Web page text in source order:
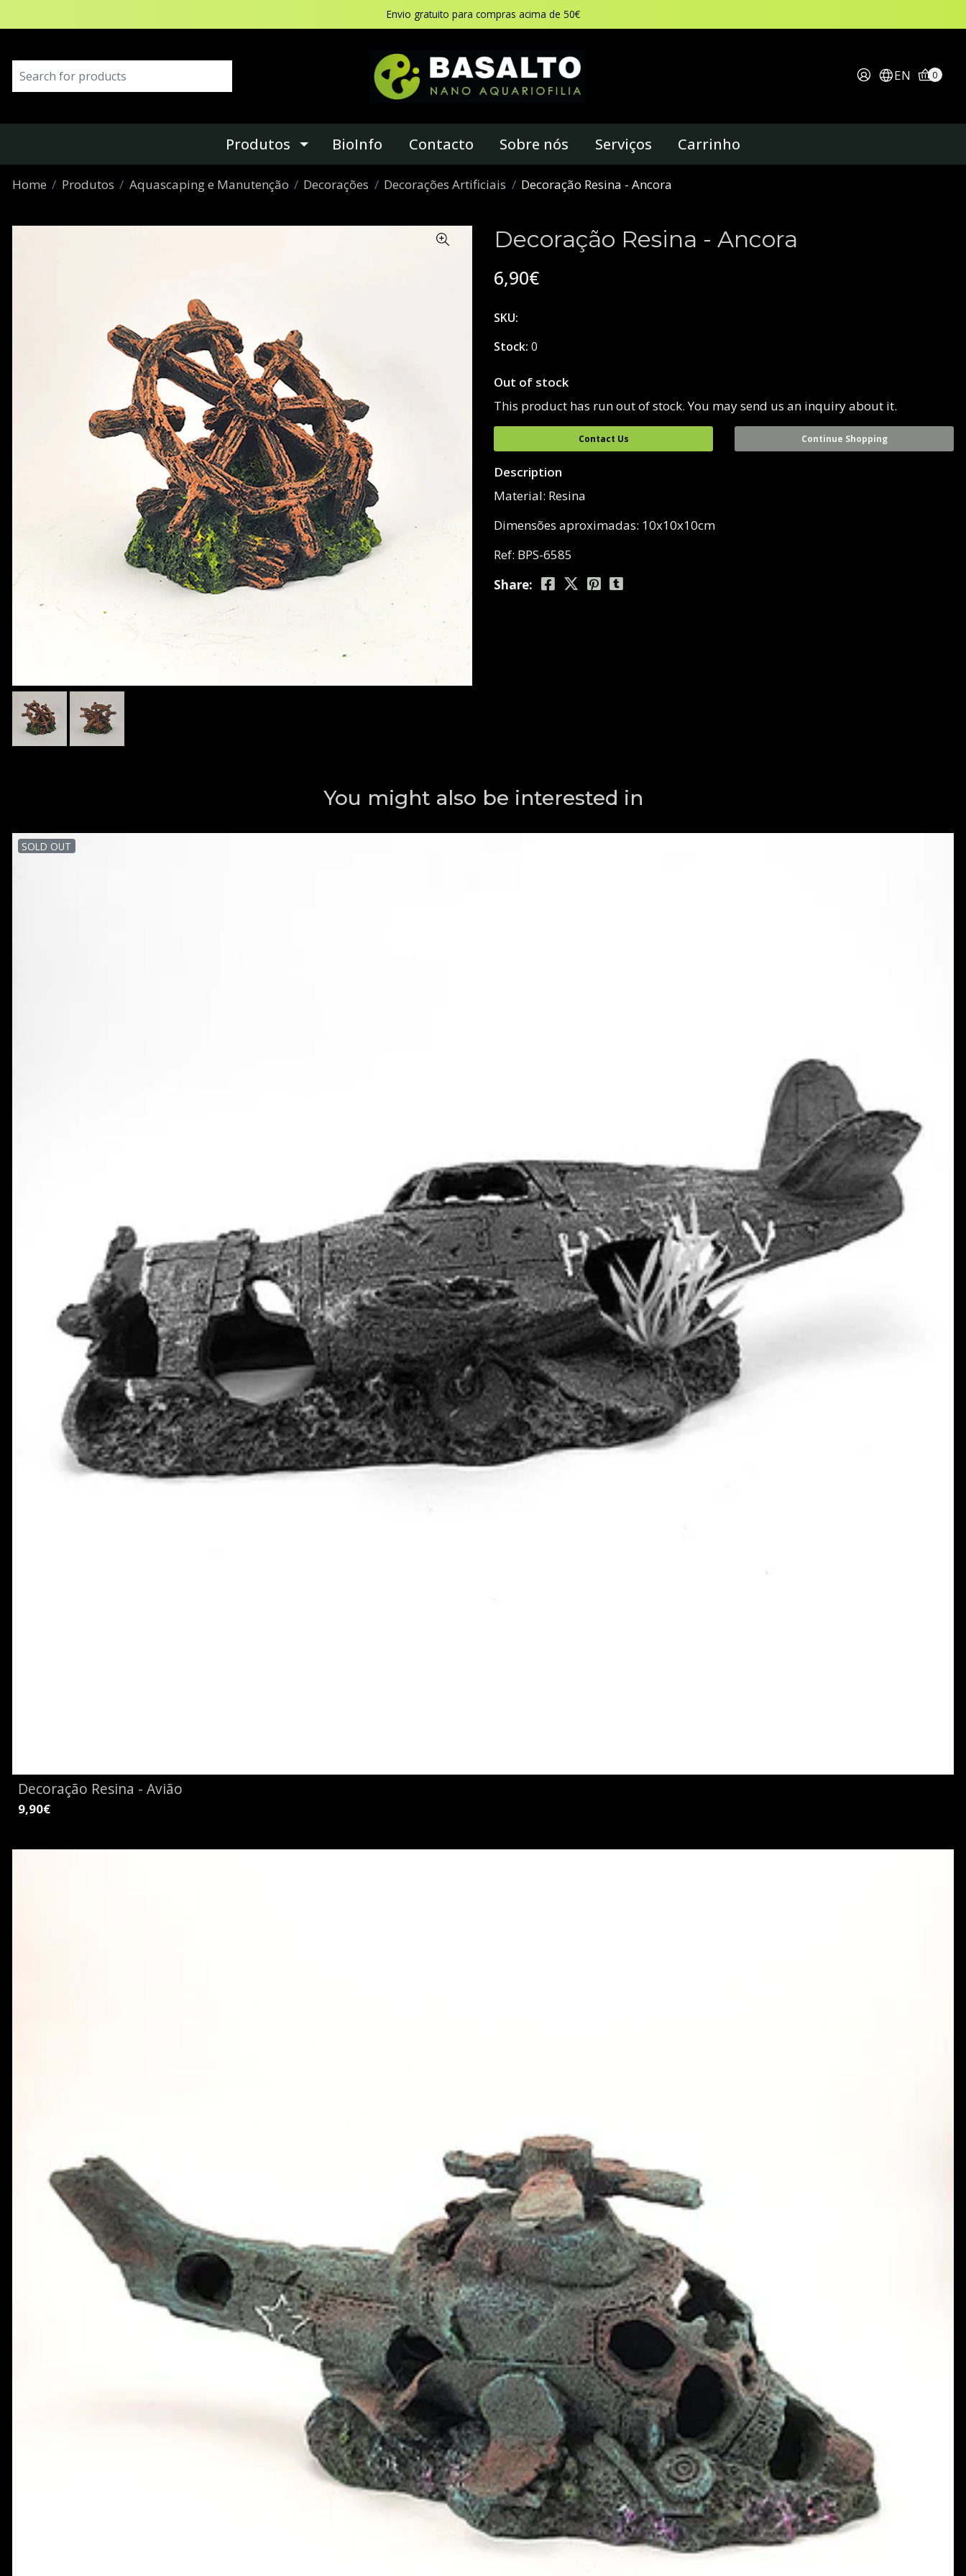
Envio gratuito para compras acima de 50€
EN 0
Produtos BioInfo Contacto Sobre nós Serviços Carrinho
Home Produtos Aquascaping e Manutenção Decorações Decorações Artificiais Decoração Resina - Ancora
Decoração Resina - Ancora
6,90€
SKU:
Stock: 0
Out of stock
This product has run out of stock. You may send us an inquiry about it.
Contact Us Continue Shopping
Description
Material: Resina
Dimensões aproximadas: 10x10x10cm
Ref: BPS-6585
Share:
You might also be interested in
SOLD OUT
Decoração Resina - Avião
9,90€